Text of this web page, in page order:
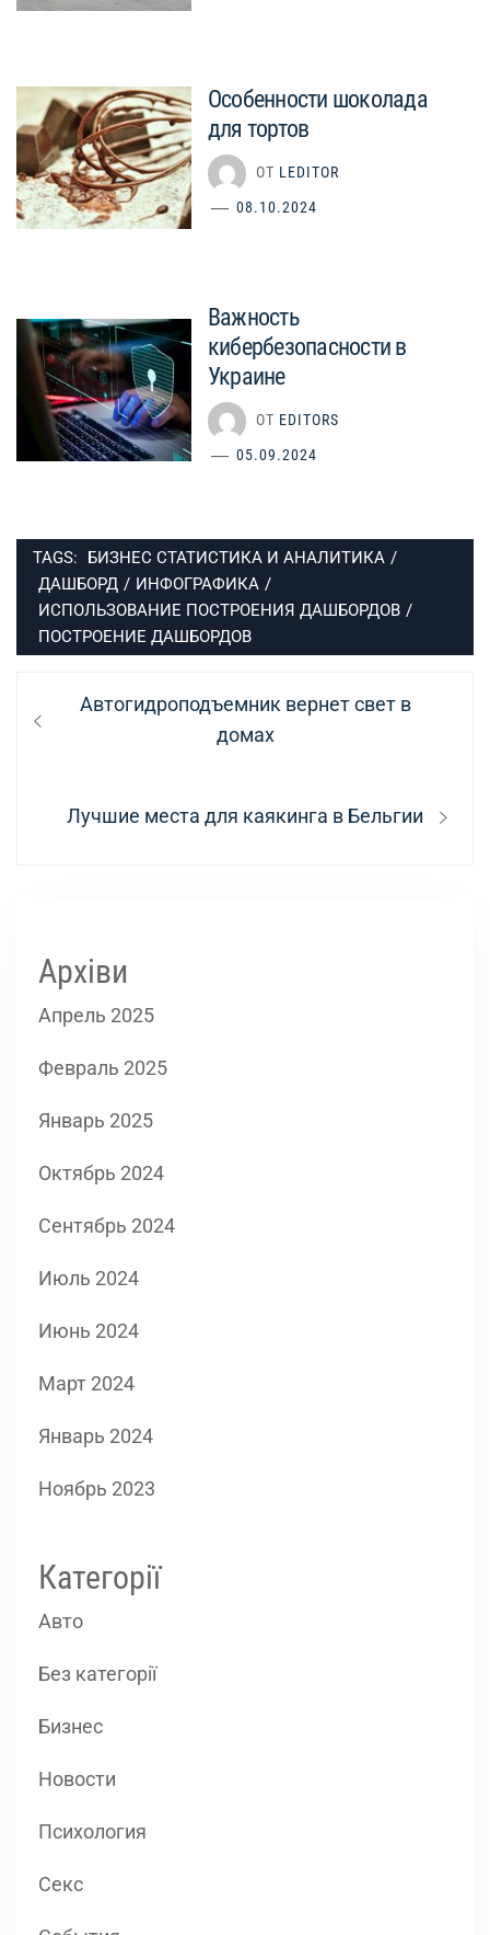
Особенности шоколада
для тортов
ОТ LEDITOR
08.10.2024
Важность
кибербезопасности в
Украине
ОТ EDITORS
05.09.2024
TAGS: БИЗНЕС СТАТИСТИКА И АНАЛИТИКА /
ДАШБОРД / ИНФОГРАФИКА /
ИСПОЛЬЗОВАНИЕ ПОСТРОЕНИЯ ДАШБОРДОВ /
ПОСТРОЕНИЕ ДАШБОРДОВ
Навигация
по
Предыдущая
Автогидроподъемник вернет свет в
домах
Следующая
Лучшие места для каякинга в Бельгии
Архіви
Апрель 2025
Февраль 2025
Январь 2025
Октябрь 2024
Сентябрь 2024
Июль 2024
Июнь 2024
Март 2024
Январь 2024
Ноябрь 2023
Категорії
Авто
Без категорії
Бизнес
Новости
Психология
Секс